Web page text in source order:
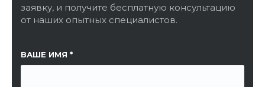
заявку, и получите бесплатную консультацию
от наших опытных специалистов.
ВАШЕ ИМЯ
ССЫЛКА НА СТРАНИЦУ